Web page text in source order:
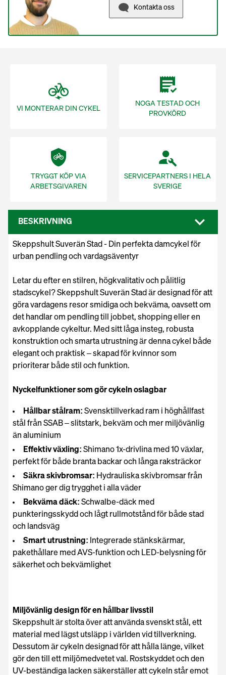
Kontakta oss
VI MONTERAR DIN CYKEL
NOGA TESTAD OCH
PROVKÖRD
TRYGGT KÖP VIA
ARBETSGIVAREN
SERVICEPARTNERS I HELA
SVERIGE
BESKRIVNING
Skeppshult Suverän Stad - Din perfekta damcykel för
urban pendling och vardagsäventyr
Letar du efter en stilren, högkvalitativ och pålitlig
stadscykel? Skeppshult Suverän Stad är designad för att
göra vardagens resor smidiga och bekväma, oavsett om
det handlar om pendling till jobbet, shopping eller en
avkopplande cykeltur. Med sitt låga insteg, robusta
konstruktion och smarta utrustning är denna cykel både
elegant och praktisk – skapad för kvinnor som
prioriterar både stil och funktion.
Nyckelfunktioner som gör cykeln oslagbar
Hållbar stålram: Svensktillverkad ram i höghållfast
stål från SSAB – slitstark, bekväm och mer miljövänlig
än aluminium
Effektiv växling: Shimano 1x-drivlina med 10 växlar,
perfekt för både branta backar och långa raksträckor
Säkra skivbromsar: Hydrauliska skivbromsar från
Shimano ger dig trygghet i alla väder
Bekväma däck: Schwalbe-däck med
punkteringsskydd och lågt rullmotstånd för både stad
och landsväg
Smart utrustning: Integrerade stänkskärmar,
pakethållare med AVS-funktion och LED-belysning för
säkerhet och bekvämlighet
Miljövänlig design för en hållbar livsstil
Skeppshult är stolta över att använda svenskt stål, ett
material med lägst utsläpp i världen vid tillverkning.
Dessutom är cykeln designad för att hålla länge, vilket
gör den till ett miljömedvetet val. Rostskyddet och den
UV-beständiga lacken säkerställer att cykeln står emot